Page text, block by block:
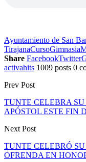
Ayuntamiento de San
TirajanaCursoGimnasia
Share FacebookTwitter
activahits 1009 posts 0
Prev Post
TUNTE CELEBRA
APÓSTOL ESTE FIN
Next Post
TUNTE CELEBRÓ
OFRENDA EN